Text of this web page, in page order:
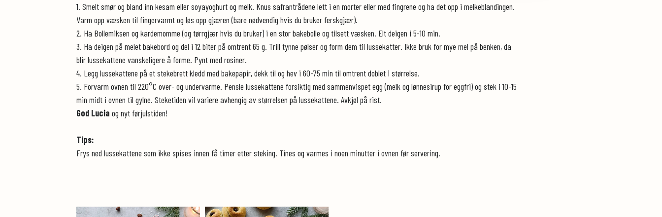
1. Smelt smør og bland inn kesam eller soyayoghurt og melk. Knus safrantrådene lett i en morter eller med fingrene og ha det opp i melkeblandingen.
Varm opp væsken til fingervarmt og løs opp gjæren (bare nødvendig hvis du bruker ferskgjær).
2. Ha Bollemiksen og kardemomme (og tørrgjær hvis du bruker) i en stor bakebolle og tilsett væsken. Elt deigen i 5-10 min.
3. Ha deigen på melet bakebord og del i 12 biter på omtrent 65 g. Trill tynne pølser og form dem til lussekatter. Ikke bruk for mye mel på benken, da
blir lussekattene vanskeligere å forme. Pynt med rosiner.
4. Legg lussekattene på et stekebrett kledd med bakepapir, dekk til og hev i 60-75 min til omtrent doblet i størrelse.
5. Forvarm ovnen til 220°C over- og undervarme. Pensle lussekattene forsiktig med sammenvispet egg (melk og lønnesirup for eggfri) og stek i 10-15
min midt i ovnen til gylne. Steketiden vil variere avhengig av størrelsen på lussekattene. Avkjøl på rist.
God Lucia og nyt førjulstiden!
Tips:
Frys ned lussekattene som ikke spises innen få timer etter steking. Tines og varmes i noen minutter i ovnen før servering.